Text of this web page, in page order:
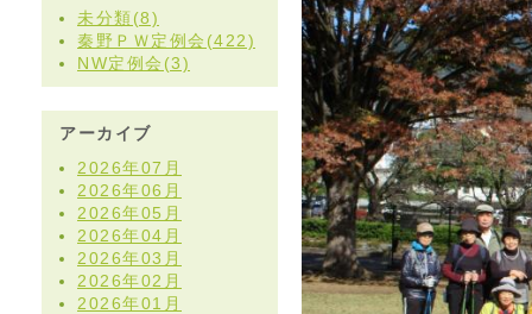
未分類(8)
秦野ＰＷ定例会(422)
NW定例会(3)
アーカイブ
2026年07月
2026年06月
2026年05月
2026年04月
2026年03月
2026年02月
2026年01月